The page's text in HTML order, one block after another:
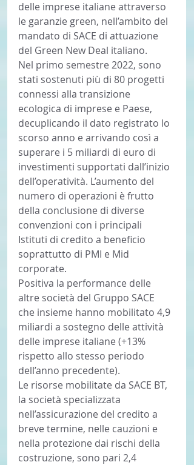
delle imprese italiane attraverso
le garanzie green, nell’ambito del
mandato di SACE di attuazione
del Green New Deal italiano.
Nel primo semestre 2022, sono
stati sostenuti più di 80 progetti
connessi alla transizione
ecologica di imprese e Paese,
decuplicando il dato registrato lo
scorso anno e arrivando così a
superare i 5 miliardi di euro di
investimenti supportati dall’inizio
dell’operatività. L’aumento del
numero di operazioni è frutto
della conclusione di diverse
convenzioni con i principali
Istituti di credito a beneficio
soprattutto di PMI e Mid
corporate.
Positiva la performance delle
altre società del Gruppo SACE
che insieme hanno mobilitato 4,9
miliardi a sostegno delle attività
delle imprese italiane (+13%
rispetto allo stesso periodo
dell’anno precedente).
Le risorse mobilitate da SACE BT,
la società specializzata
nell’assicurazione del credito a
breve termine, nelle cauzioni e
nella protezione dai rischi della
costruzione, sono pari 2,4